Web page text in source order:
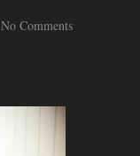
No Comments